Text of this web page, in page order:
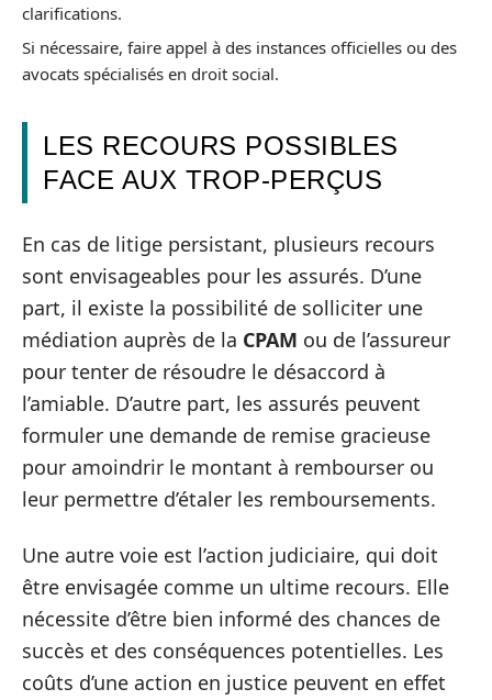
clarifications.
Si nécessaire, faire appel à des instances officielles ou des
avocats spécialisés en droit social.
LES RECOURS POSSIBLES
FACE AUX TROP-PERÇUS
En cas de litige persistant, plusieurs recours
sont envisageables pour les assurés. D’une
part, il existe la possibilité de solliciter une
médiation auprès de la CPAM ou de l’assureur
pour tenter de résoudre le désaccord à
l’amiable. D’autre part, les assurés peuvent
formuler une demande de remise gracieuse
pour amoindrir le montant à rembourser ou
leur permettre d’étaler les remboursements.
Une autre voie est l’action judiciaire, qui doit
être envisagée comme un ultime recours. Elle
nécessite d’être bien informé des chances de
succès et des conséquences potentielles. Les
coûts d’une action en justice peuvent en effet